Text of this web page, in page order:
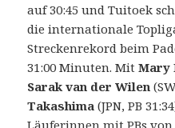
auf 30:45 und Tuitoek
die internationale
Streckenrekord beim
31:00 Minuten. MitMary
Sarak van der Wilen
Takashima (JPN, PB